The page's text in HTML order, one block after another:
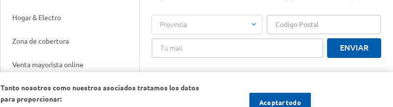
Hogar & Electro
Zona de cobertura
Venta mayorista online
Gift cards empresariales
Provincia
ENVIAR
Tanto nosotros como nuestros asociados tratamos los datos
para proporcionar:
Aceptar todo